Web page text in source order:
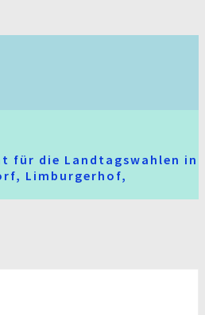
für die Landtagswahlen in
Limburgerhof,